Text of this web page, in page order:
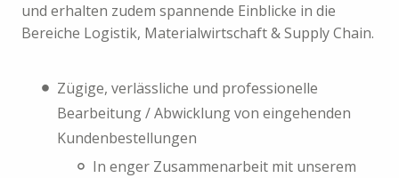
und erhalten zudem spannende Einblicke in die
Bereiche Logistik, Materialwirtschaft & Supply Chain.
Zügige, verlässliche und professionelle
Bearbeitung / Abwicklung von eingehenden
Kundenbestellungen
In enger Zusammenarbeit mit unserem